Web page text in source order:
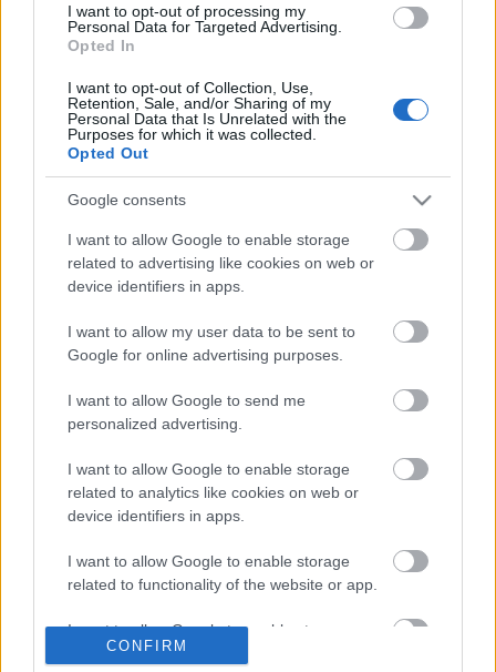
I want to opt-out of processing my
Personal Data for Targeted Advertising.
Opted In
I want to opt-out of Collection, Use,
Retention, Sale, and/or Sharing of my
Personal Data that Is Unrelated with the
Purposes for which it was collected.
Opted Out
Google consents
I want to allow Google to enable storage
related to advertising like cookies on web or
device identifiers in apps.
I want to allow my user data to be sent to
Google for online advertising purposes.
I want to allow Google to send me
personalized advertising.
I want to allow Google to enable storage
related to analytics like cookies on web or
device identifiers in apps.
I want to allow Google to enable storage
related to functionality of the website or app.
I want to allow Google to enable storage
related to personalization.
CONFIRM
Cuatro lesionados que volverán en la jornada 19
Varios jugadores lesionados han
aprovechado el parón de la
Supercopa para recuperarse y
jornada 19. ¡Buen momento para
Posible alineación Levante
Alineación: Aitor Fernández – Miramón, Sergio Postigo,
Rubén Vezo, Clerc – De Frutos, Malsa (Melero), Radoja –
Morales, Dani Gómez, Roger.
Estos jugadores son baja:Doukouré (tendón de Aquiles),
Rober Pier (COVID-19), Campaña (lesión muscular),
Vukcevic (lumbalgia).
Posibles cambios en la alineación:
Paco López podría
Rubén Vezo por Óscar Duarte. Melero tiene opciones de
entrar en el equipo por Malsa.